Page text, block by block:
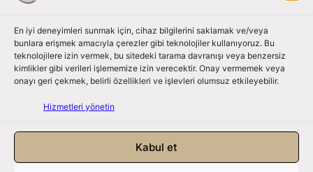
En iyi deneyimleri sunmak için, cihaz bilgilerini saklamak ve/veya
bunlara erişmek amacıyla çerezler gibi teknolojiler kullanıyoruz. Bu
teknolojilere izin vermek, bu sitedeki tarama davranışı veya benzersiz
kimlikler gibi verileri işlememize izin verecektir. Onay vermemek veya
onayı geri çekmek, belirli özellikleri ve işlevleri olumsuz etkileyebilir.
Hizmetleri yönetin
Kabul et
Bizi Takip Edin